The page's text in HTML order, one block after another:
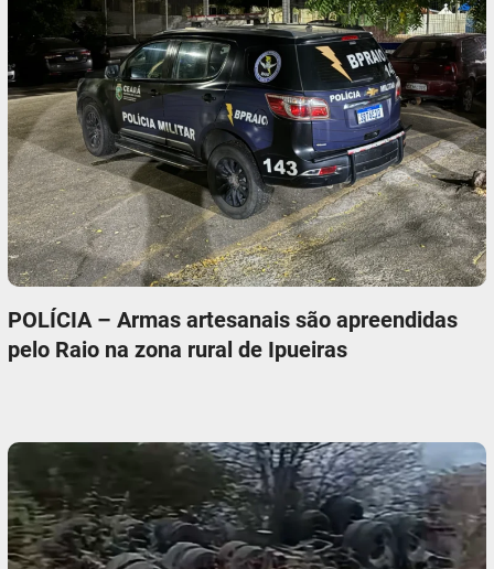
POLÍCIA – Armas artesanais são apreendidas
pelo Raio na zona rural de Ipueiras